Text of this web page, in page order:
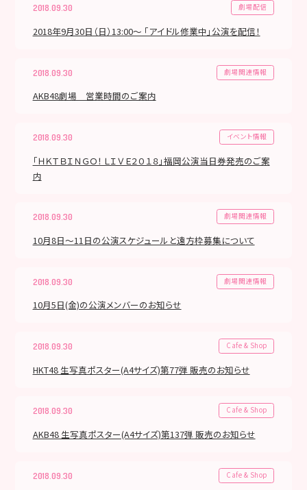
2018.09.30 劇場配信
2018年9月30日（日）13:00～ 「アイドル修業中」公演を配信！
2018.09.30 劇場関連情報
AKB48劇場 営業時間のご案内
2018.09.30 イベント情報
「ＨＫＴＢＩＮＧＯ！ ＬＩＶＥ２０１８」福岡公演当日券発売のご案
内
2018.09.30 劇場関連情報
10月8日～11日の公演スケジュールと遠方枠募集について
2018.09.30 劇場関連情報
10月5日(金)の公演メンバーのお知らせ
2018.09.30 Cafe & Shop
HKT48 生写真ポスター(A4サイズ)第77弾 販売のお知らせ
2018.09.30 Cafe & Shop
AKB48 生写真ポスター(A4サイズ)第137弾 販売のお知らせ
2018.09.30 Cafe & Shop